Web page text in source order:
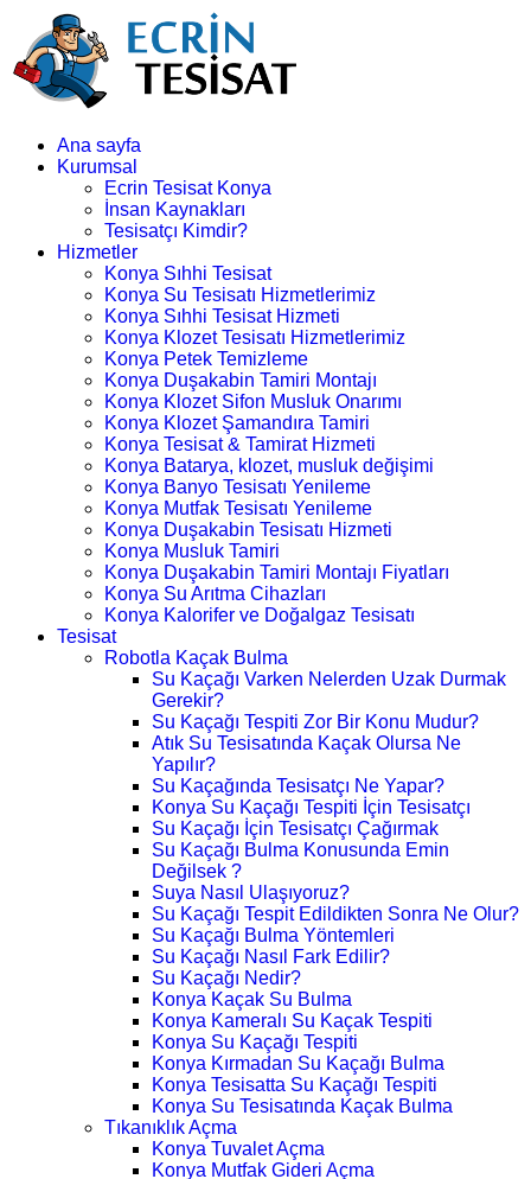
Ana sayfa
Kurumsal
Ecrin Tesisat Konya
İnsan Kaynakları
Tesisatçı Kimdir?
Hizmetler
Konya Sıhhi Tesisat
Konya Su Tesisatı Hizmetlerimiz
Konya Sıhhi Tesisat Hizmeti
Konya Klozet Tesisatı Hizmetlerimiz
Konya Petek Temizleme
Konya Duşakabin Tamiri Montajı
Konya Klozet Sifon Musluk Onarımı
Konya Klozet Şamandıra Tamiri
Konya Tesisat & Tamirat Hizmeti
Konya Batarya, klozet, musluk değişimi
Konya Banyo Tesisatı Yenileme
Konya Mutfak Tesisatı Yenileme
Konya Duşakabin Tesisatı Hizmeti
Konya Musluk Tamiri
Konya Duşakabin Tamiri Montajı Fiyatları
Konya Su Arıtma Cihazları
Konya Kalorifer ve Doğalgaz Tesisatı
Tesisat
Robotla Kaçak Bulma
Su Kaçağı Varken Nelerden Uzak Durmak
Gerekir?
Su Kaçağı Tespiti Zor Bir Konu Mudur?
Atık Su Tesisatında Kaçak Olursa Ne
Yapılır?
Su Kaçağında Tesisatçı Ne Yapar?
Konya Su Kaçağı Tespiti İçin Tesisatçı
Su Kaçağı İçin Tesisatçı Çağırmak
Su Kaçağı Bulma Konusunda Emin
Değilsek ?
Suya Nasıl Ulaşıyoruz?
Su Kaçağı Tespit Edildikten Sonra Ne Olur?
Su Kaçağı Bulma Yöntemleri
Su Kaçağı Nasıl Fark Edilir?
Su Kaçağı Nedir?
Konya Kaçak Su Bulma
Konya Kameralı Su Kaçak Tespiti
Konya Su Kaçağı Tespiti
Konya Kırmadan Su Kaçağı Bulma
Konya Tesisatta Su Kaçağı Tespiti
Konya Su Tesisatında Kaçak Bulma
Tıkanıklık Açma
Konya Tuvalet Açma
Konya Mutfak Gideri Açma